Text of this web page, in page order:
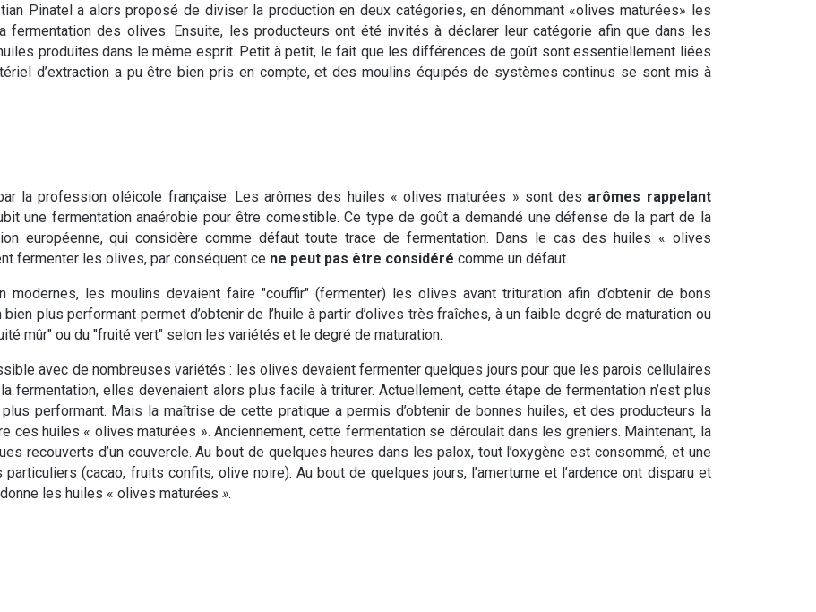
Pinatel a alors proposé de diviser la production en deux catégories, en dénommant «olives maturées» les
des olives. Ensuite, les producteurs ont été invités à déclarer leur catégorie afin que dans les
produites dans le même esprit. Petit à petit, le fait que les différences de goût sont essentiellement liées
d’extraction a pu être bien pris en compte, et des moulins équipés de systèmes continus se sont mis à
la profession oléicole française. Les arômes des huiles « olives maturées » sont des arômes rappelant
une fermentation anaérobie pour être comestible. Ce type de goût a demandé une défense de la part de la
européenne, qui considère comme défaut toute trace de fermentation. Dans le cas des huiles « olives
fermenter les olives, par conséquent ce ne peut pas être considéré comme un défaut.
modernes, les moulins devaient faire "couffir" (fermenter) les olives avant trituration afin d’obtenir de bons
plus performant permet d’obtenir de l’huile à partir d’olives très fraîches, à un faible degré de maturation ou
mûr" ou du "fruité vert" selon les variétés et le degré de maturation.
avec de nombreuses variétés : les olives devaient fermenter quelques jours pour que les parois cellulaires
elles devenaient alors plus facile à triturer. Actuellement, cette étape de fermentation n’est plus
performant. Mais la maîtrise de cette pratique a permis d’obtenir de bonnes huiles, et des producteurs la
ces huiles « olives maturées ». Anciennement, cette fermentation se déroulait dans les greniers. Maintenant, la
recouverts d’un couvercle. Au bout de quelques heures dans les palox, tout l’oxygène est consommé, et une
(cacao, fruits confits, olive noire). Au bout de quelques jours, l’amertume et l’ardence ont disparu et
les huiles « olives maturées ».